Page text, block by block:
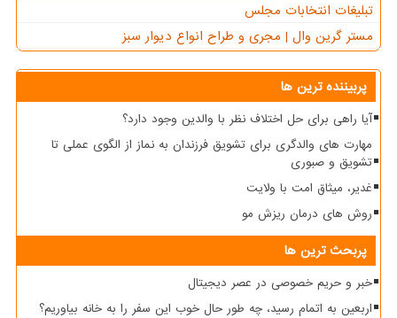
تبلیغات انتخابات مجلس
مستر گرین وال | مجری و طراح انواع دیوار سبز
پربیننده ترین ها
آیا راهی برای حل اختلاف نظر با والدین وجود دارد؟
مهارت های والدگری برای تشویق فرزندان به نماز از الگوی عملی تا
تشویق و صبوری
غدیر، میثاق امت با ولایت
روش های درمان ریزش مو
پربحث ترین ها
خبر و حریم خصوصی در عصر دیجیتال
اربعین به اتمام رسید، چه طور حال خوب این سفر را به خانه بیاوریم؟